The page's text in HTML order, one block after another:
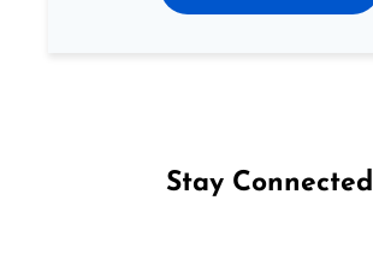
Stay Connected